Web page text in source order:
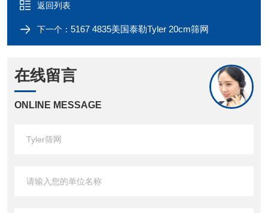
返回列表
下一个： 5167 4835美国泰勒Tyler 20cm筛网
在线留言
ONLINE MESSAGE